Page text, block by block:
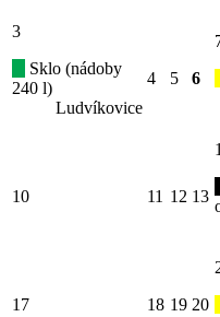
3
Sklo (nádoby
240 l)
Ludvíkovice
4 5 6
10 11 12 13
17 18 19 20